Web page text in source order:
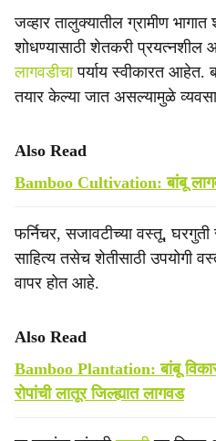
जव्हार तालुक्यातील ग्रामीण
शोधण्यासाठी शेतकरी प्रयत्नशील
लागवडीचापर्याय स्वीकारत आहेत.
तयार केल्या जात असल्यामुळे
Also Read
Bamboo Cultivation: बांबू
फर्निचर, सजावटीच्या वस्तू, घरगुती
साहित्य तसेच शेतीसाठी उपयोगी
वापर होत आहे.
Also Read
Bamboo Plantation: बांबू
रोपांची लातूर जिल्ह्यात लागवड